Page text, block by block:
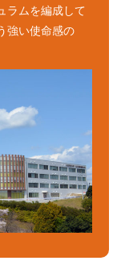
ラムを編成して
強い使命感の